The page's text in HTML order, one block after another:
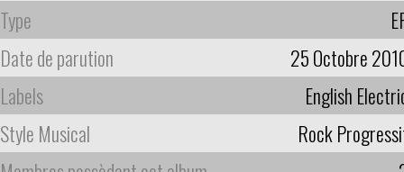
Type
Date de parution
25 Octobre
Labels
English
Style Musical
Rock